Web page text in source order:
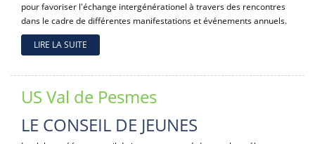
pour favoriser l'échange intergénérationel à travers des rencontres
dans le cadre de différentes manifestations et événements annuels.
LIRE LA SUITE
US Val de Pesmes
LE CONSEIL DE JEUNES